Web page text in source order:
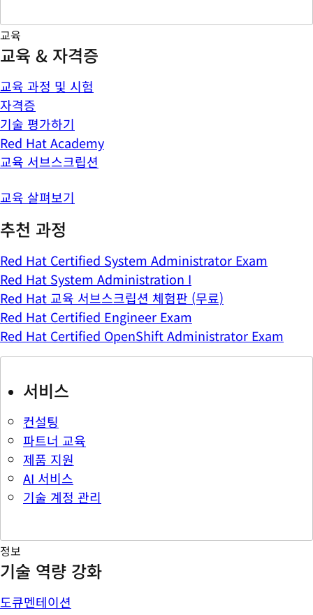
교육
교육 & 자격증
교육 과정 및 시험
자격증
기술 평가하기
Red Hat Academy
교육 서브스크립션
교육 살펴보기
추천 과정
Red Hat Certified System Administrator Exam
Red Hat System Administration I
Red Hat 교육 서브스크립션 체험판 (무료)
Red Hat Certified Engineer Exam
Red Hat Certified OpenShift Administrator Exam
서비스
컨설팅
파트너 교육
제품 지원
AI 서비스
기술 계정 관리
정보
기술 역량 강화
도큐멘테이션